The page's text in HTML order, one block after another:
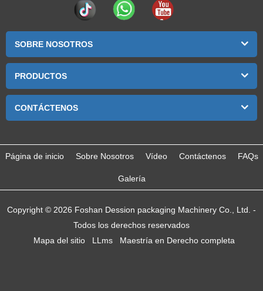
SOBRE NOSOTROS
PRODUCTOS
CONTÁCTENOS
Página de inicio Sobre Nosotros Vídeo Contáctenos FAQs
Galería
Copyright © 2026 Foshan Dession packaging Machinery Co., Ltd. -
Todos los derechos reservados
Mapa del sitio
LLms Maestría en Derecho completa